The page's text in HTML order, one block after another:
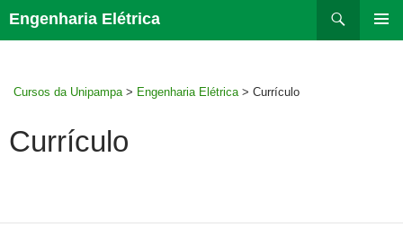
Engenharia Elétrica
para
Cursos da Unipampa > Engenharia Elétrica > Currículo
Currículo